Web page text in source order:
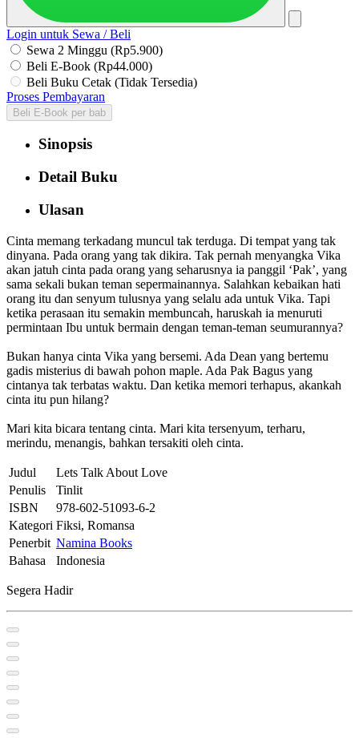
Login untuk Sewa / Beli
Sewa 2 Minggu (Rp5.900)
Beli E-Book (Rp44.000)
Beli Buku Cetak (Tidak Tersedia)
Proses Pembayaran
Beli E-Book per bab
Sinopsis
Detail Buku
Ulasan
Cinta memang terkadang muncul tak terduga. Di tempat yang tak
dinyana. Pada orang yang tak dikira. Tak pernah menyangka Vika
akan jatuh cinta pada orang yang seharusnya ia panggil ‘Pak’, yang
sama sekali bukan teman sepermainannya. Salahkan kebaikan hati
orang itu dan senyum tulusnya yang selalu ada untuk Vika. Tapi
ketika perasaan itu semakin membuncah, haruskah ia menuruti
permintaan Ibu untuk bermain dengan teman-teman seumurannya?
Bukan hanya cinta Vika yang bersemi. Ada Dean yang bertemu
gadis misterius di bawah pohon maple. Ada Pak Bagus yang
cintanya tak terbatas waktu. Dan ketika memori terhapus, akankah
cinta itu pun hilang?
Mari kita bicara tentang cinta. Mari kita tersenyum, terharu,
merindu, menangis, bahkan tersakiti oleh cinta.
Judul
Lets Talk About Love
Penulis
Tinlit
ISBN
978-602-51093-6-2
Kategori Fiksi, Romansa
Penerbit Namina Books
Bahasa
Indonesia
Segera Hadir